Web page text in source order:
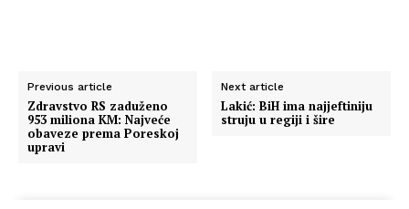
Previous article
Zdravstvo RS zaduženo
953 miliona KM: Najveće
obaveze prema Poreskoj
upravi
Next article
Lakić: BiH ima najjeftiniju
struju u regiji i šire